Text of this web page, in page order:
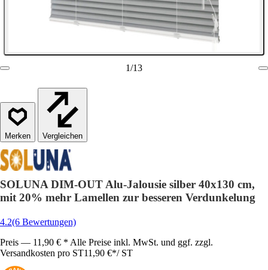
1/13
Vergleichen
SOLUNA DIM-OUT Alu-Jalousie silber 40x130 cm,
mit 20% mehr Lamellen zur besseren Verdunkelung
4.2(6 Bewertungen)
Preis — 11,90 € * Alle Preise inkl. MwSt. und ggf. zzgl.
Versandkosten pro ST11,90 €*/ ST